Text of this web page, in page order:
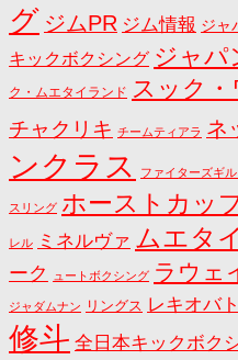
グ ジムPR ジム情報 ジャ
キックボクシング ジャパ
ク・ムエタイランド スック
チャクリキ チームティアラ ネ
ンクラス
ファイターズギル
スリング ホーストカッ
レル ミネルヴァ ムエタイ
ーク
ュートボクシング ラウェ
ジャダムナン リングス レキオバ
修斗 全日本キックボク